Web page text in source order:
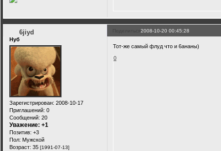
Поделиться2008-10-20 00:45:28
6jiyd
Нуб
Зарегистрирован: 2008-10-17
Приглашений: 0
Сообщений: 20
Уважение: +1
Позитив: +3
Пол: Мужской
Возраст: 35 [1991-07-13]
Тот-же самый флуд что и 6ананы)
0